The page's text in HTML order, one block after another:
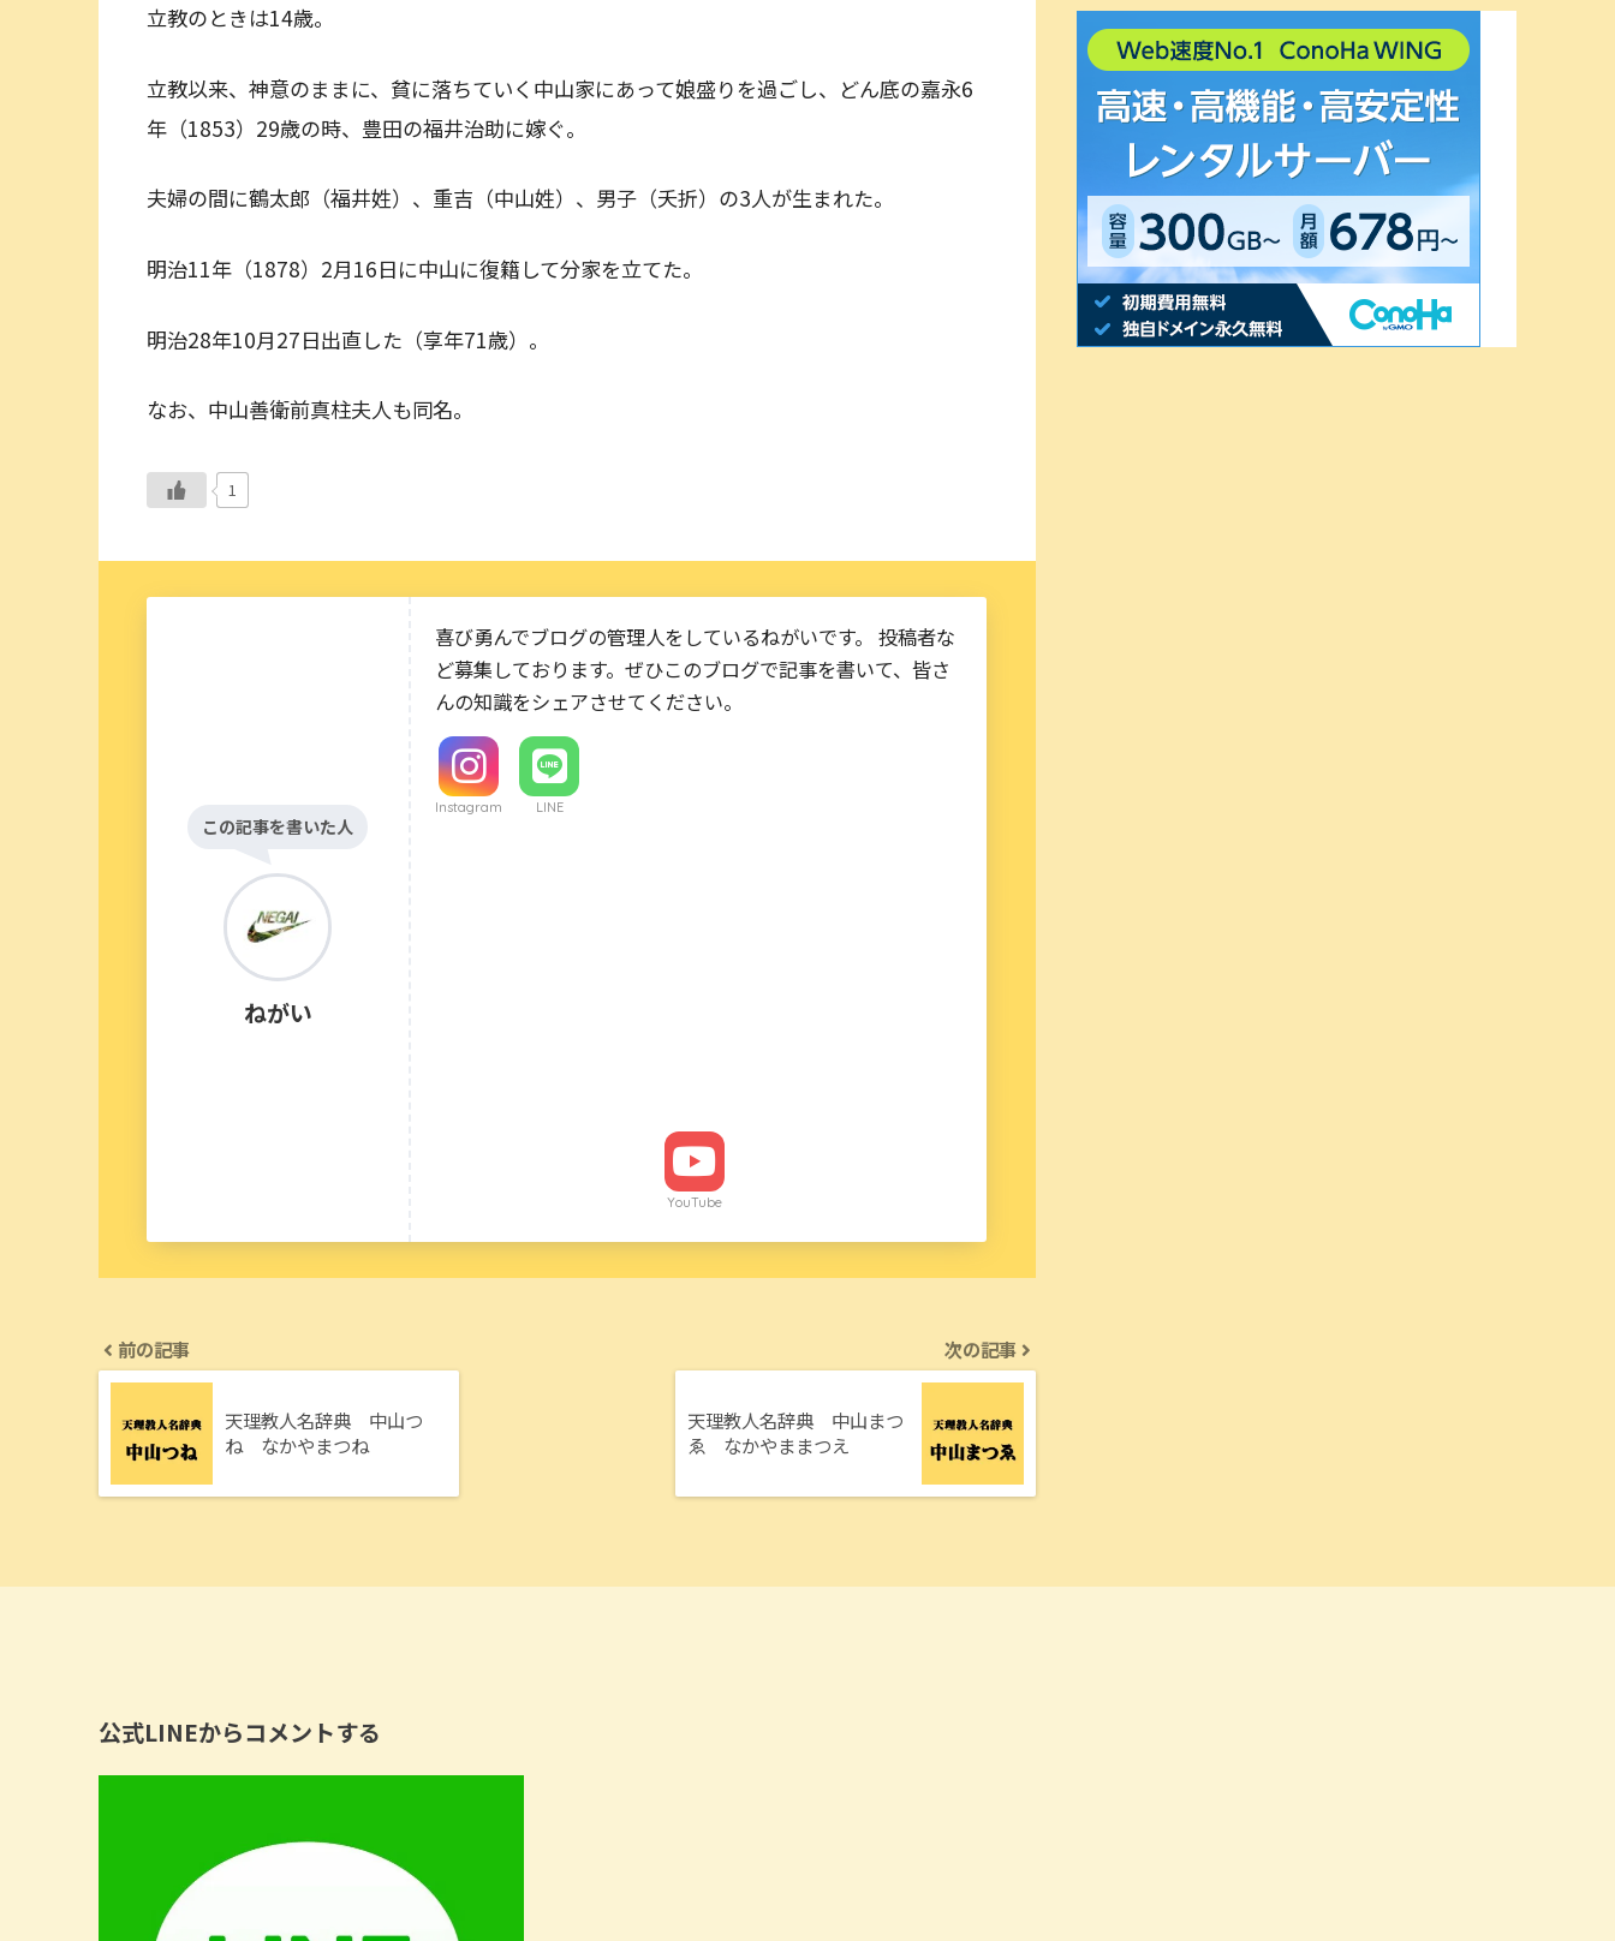
立教のときは14歳。
立教以来、神意のままに、貧に落ちていく中山家にあって娘盛りを過ごし、どん底の嘉永6
年（1853）29歳の時、豊田の福井治助に嫁ぐ。
夫婦の間に鶴太郎（福井姓）、重吉（中山姓）、男子（夭折）の3人が生まれた。
明治11年（1878）2月16日に中山に復籍して分家を立てた。
明治28年10月27日出直した（享年71歳）。
なお、中山善衛前真柱夫人も同名。
1
この記事を書いた人
ねがい
喜び勇んでブログの管理人をしているねがいです。 投稿者な
ど募集しております。ぜひこのブログで記事を書いて、皆さ
んの知識をシェアさせてください。
Instagram LINE
YouTube
前の記事
天理教人名辞典 中山つ
ね なかやまつね
次の記事
天理教人名辞典 中山まつ
ゑ なかやままつえ
公式LINEからコメントする